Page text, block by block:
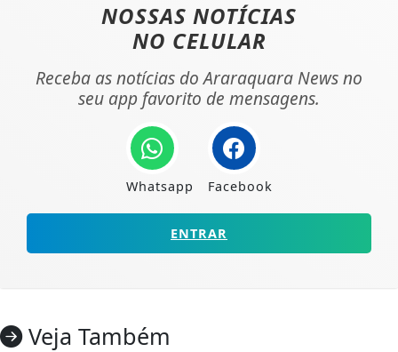
NOSSAS NOTÍCIAS
NO CELULAR
Receba as notícias do Araraquara News no
seu app favorito de mensagens.
Whatsapp Facebook
ENTRAR
Veja Também